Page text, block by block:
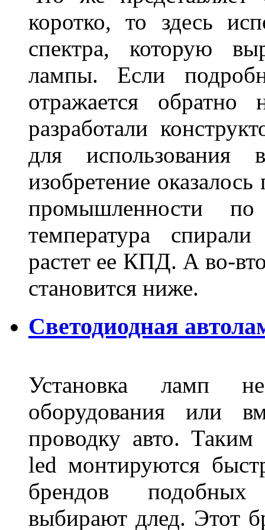
коротко, то здесь
спектра, которую
лампы. Если
отражается
разработали
для использования
изобретение
промышленности
температура
растет ее КПД. А во-
становится ниже.
Светодиодная
Установка ламп не
оборудования или
проводку авто.
led монтируются
брендов подобных
выбирают длед. Этот